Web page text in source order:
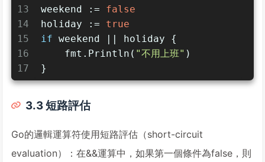
13
14
15
16
17
weekend := false
holiday := true
if weekend || holiday {
    fmt.Println(
"不用上班" )
}
3.3 短路評估
Go的邏輯運算符使用短路評估（short-circuit
evaluation）：在&&運算中，如果第一個條件為false，則